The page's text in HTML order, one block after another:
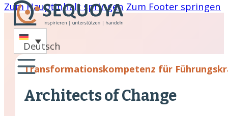
Zum Hauptinhalt springen Zum Footer springen
Deutsch
Transformationskompetenz für
Architects of Change